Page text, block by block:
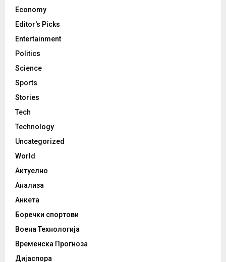
Economy
Editor's Picks
Entertainment
Politics
Science
Sports
Stories
Tech
Technology
Uncategorized
World
Актуелно
Анализа
Анкета
Боречки спортови
Воена Технологија
Временска Прогноза
Дијаспора